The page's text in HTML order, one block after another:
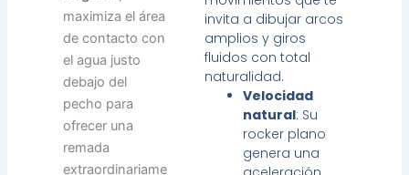
invita a dibujar arcos
amplios y giros
fluidos con total
naturalidad.
Velocidad
natural: Su
rocker plano
genera una
maximiza el área
de contacto con
el agua justo
debajo del
pecho para
ofrecer una
remada
extraordinariame